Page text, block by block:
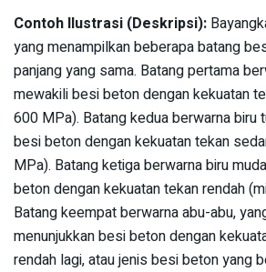
Contoh Ilustrasi (Deskripsi):
yang menampilkan beberapa batang
panjang yang sama. Batang pertama
mewakili besi beton dengan kekuatan
600 MPa). Batang kedua berwarna biru
besi beton dengan kekuatan tekan
MPa). Batang ketiga berwarna biru
beton dengan kekuatan tekan rendah
Batang keempat berwarna abu-abu,
menunjukkan besi beton dengan
rendah lagi, atau jenis besi beton yang